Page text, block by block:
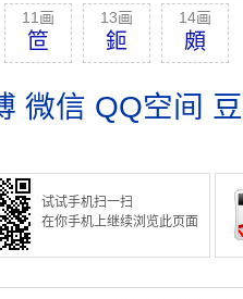
11画
笸
13画
鉕
14画
頗
微信 QQ空间
试试手机扫一扫
在你手机上继续浏览此页面